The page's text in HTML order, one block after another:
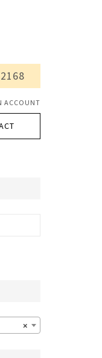
ACCOUNT
×